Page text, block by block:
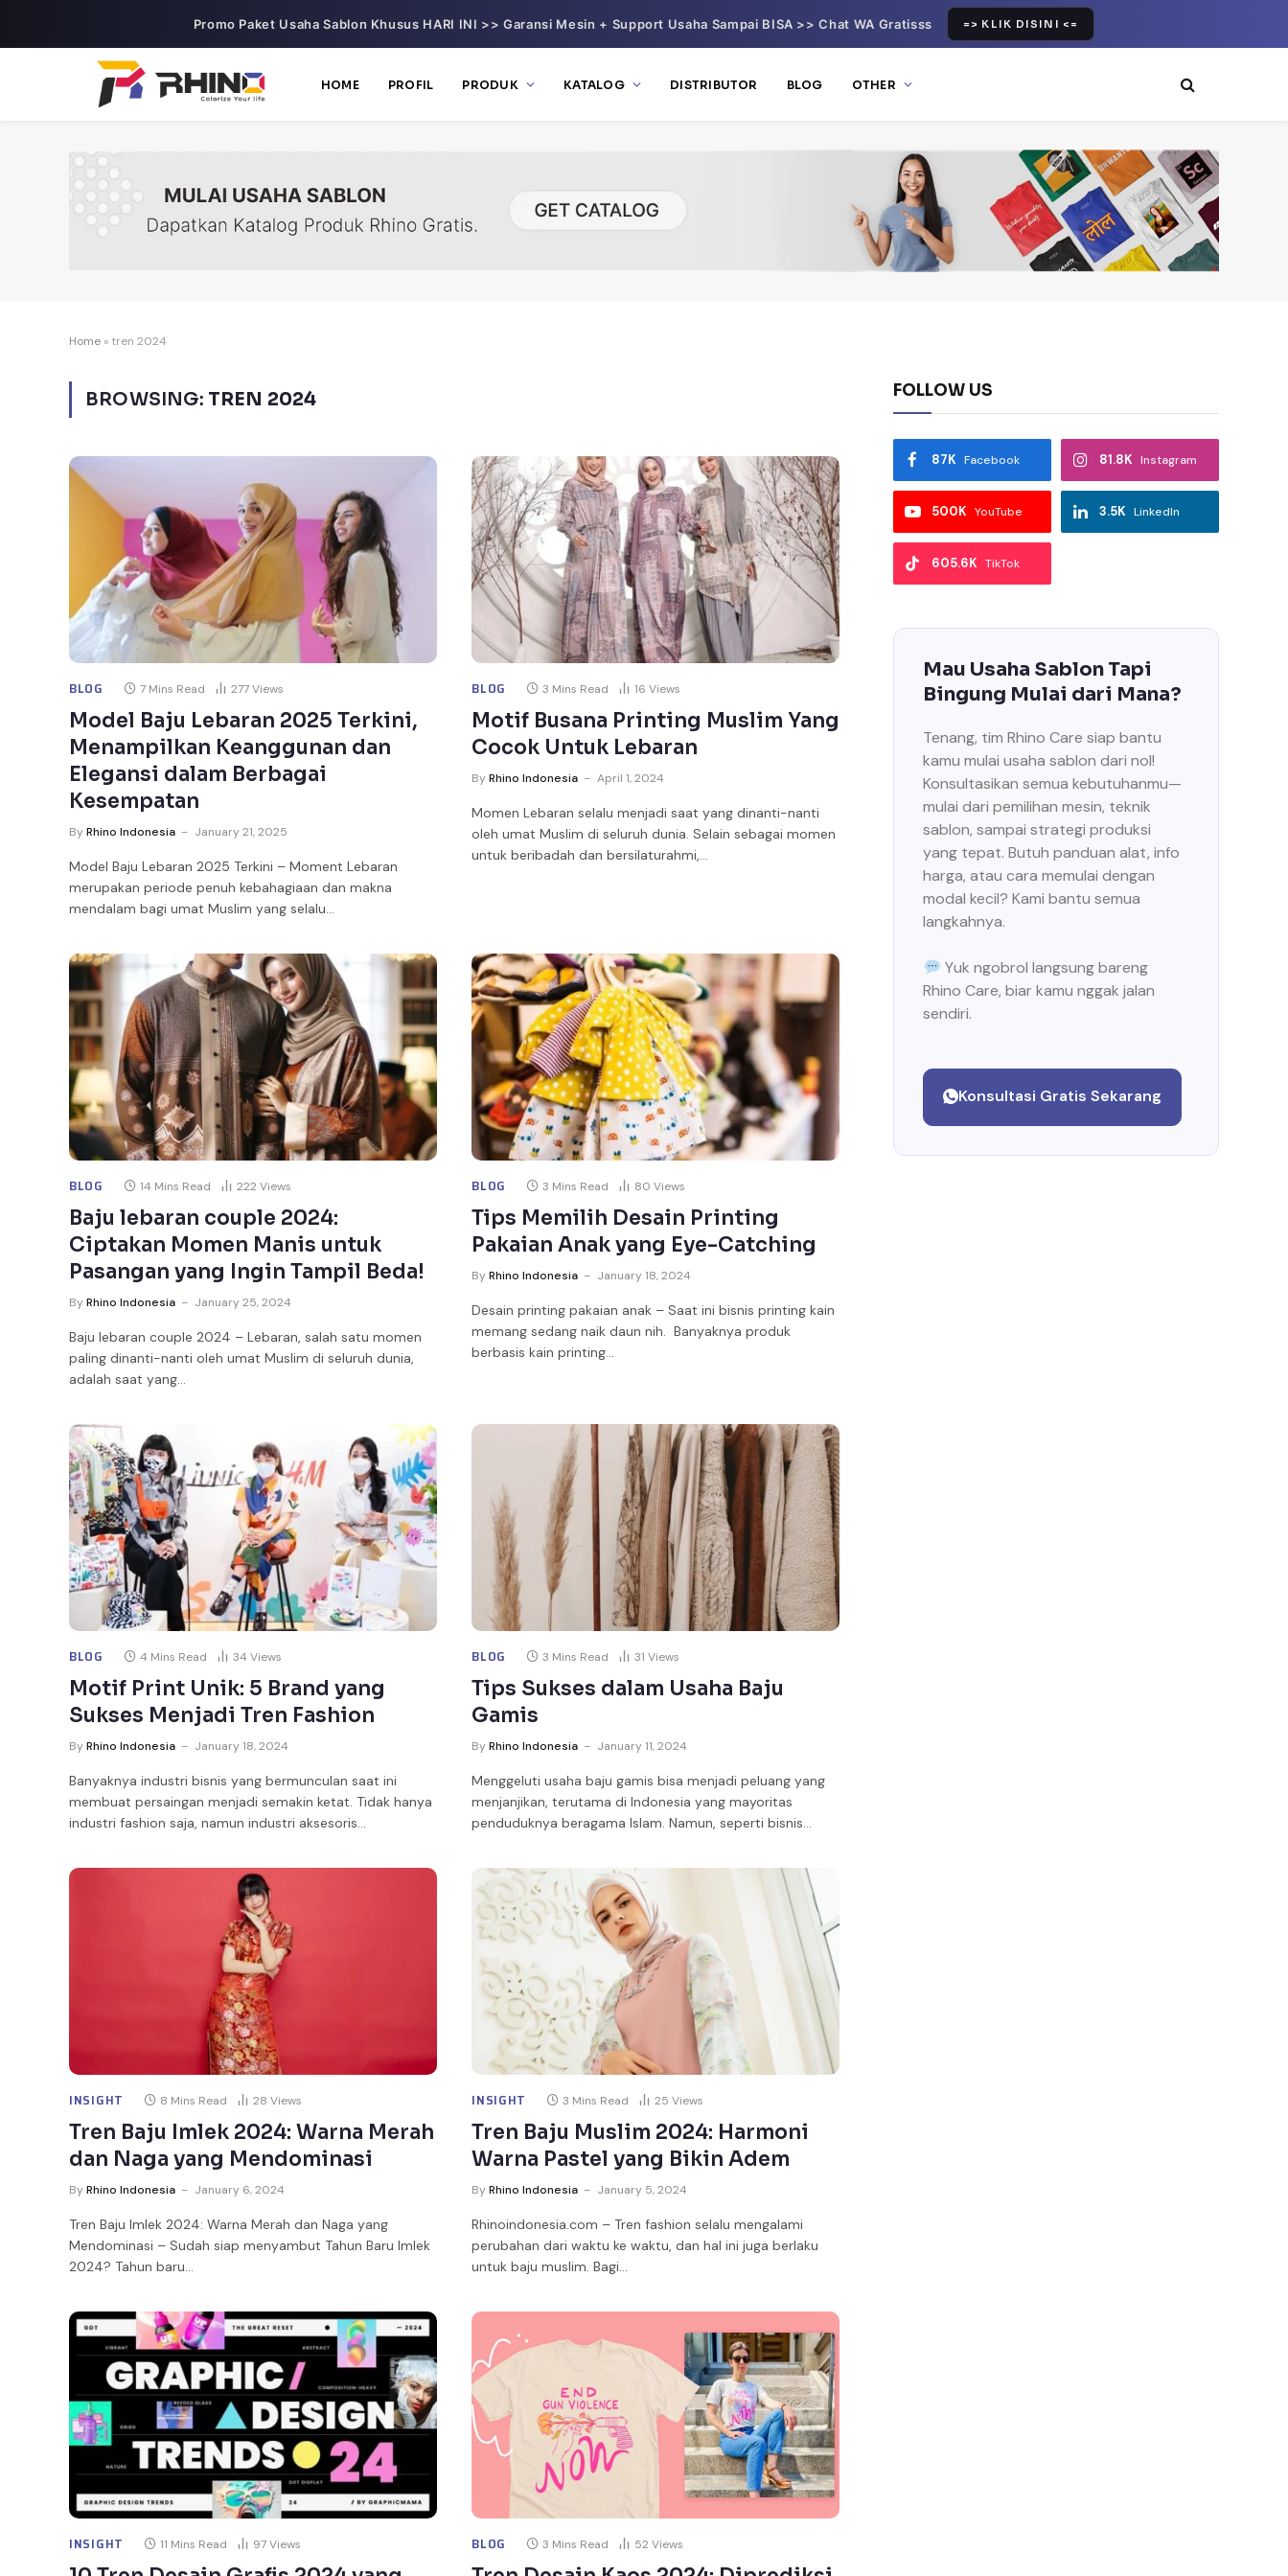
Promo Paket Usaha Sablon Khusus HARI INI >> Garansi Mesin + Support Usaha Sampai BISA >> Chat WA Gratisss => KLIK DISINI <=
HOME PROFIL PRODUK KATALOG DISTRIBUTOR BLOG OTHER
Home » tren 2024
BROWSING: TREN 2024
BLOG 7 Mins Read 277Views
Model Baju Lebaran 2025 Terkini,
Menampilkan Keanggunan dan
Elegansi dalam Berbagai
Kesempatan
ByRhino Indonesia January 21, 2025
Model Baju Lebaran 2025 Terkini – Moment Lebaran
merupakan periode penuh kebahagiaan dan makna
mendalam bagi umat Muslim yang selalu…
BLOG 3 Mins Read 16Views
Motif Busana Printing Muslim Yang
Cocok Untuk Lebaran
By Rhino Indonesia April 1, 2024
Momen Lebaran selalu menjadi saat yang dinanti-nanti
oleh umat Muslim di seluruh dunia. Selain sebagai momen
untuk beribadah dan bersilaturahmi,…
BLOG 14 Mins Read 222 Views
Baju lebaran couple 2024:
Ciptakan Momen Manis untuk
Pasangan yang Ingin Tampil Beda!
ByRhino Indonesia January 25, 2024
Baju lebaran couple 2024 – Lebaran, salah satu momen
paling dinanti-nanti oleh umat Muslim di seluruh dunia,
adalah saat yang…
BLOG 3 Mins Read 80Views
Tips Memilih Desain Printing
Pakaian Anak yang Eye-Catching
By Rhino Indonesia January 18, 2024
Desain printing pakaian anak – Saat ini bisnis printing kain
memang sedang naik daun nih. Banyaknya produk
berbasis kain printing…
BLOG 4 Mins Read 34 Views
Motif Print Unik: 5 Brand yang
Sukses Menjadi Tren Fashion
ByRhino Indonesia January 18, 2024
Banyaknya industri bisnis yang bermunculan saat ini
membuat persaingan menjadi semakin ketat. Tidak hanya
industri fashion saja, namun industri aksesoris…
BLOG 3 Mins Read 31Views
Tips Sukses dalam Usaha Baju
Gamis
By Rhino Indonesia January 11, 2024
Menggeluti usaha baju gamis bisa menjadi peluang yang
menjanjikan, terutama di Indonesia yang mayoritas
penduduknya beragama Islam. Namun, seperti bisnis…
INSIGHT 8 Mins Read 28 Views
Tren Baju Imlek 2024: Warna Merah
dan Naga yang Mendominasi
ByRhino Indonesia January 6, 2024
Tren Baju Imlek 2024: Warna Merah dan Naga yang
Mendominasi – Sudah siap menyambut Tahun Baru Imlek
2024? Tahun baru…
INSIGHT 3 Mins Read 25Views
Tren Baju Muslim 2024: Harmoni
Warna Pastel yang Bikin Adem
By Rhino Indonesia January 5, 2024
Rhinoindonesia.com – Tren fashion selalu mengalami
perubahan dari waktu ke waktu, dan hal ini juga berlaku
untuk baju muslim. Bagi…
INSIGHT 11 Mins Read 97Views BLOG 3 Mins Read 52Views
FOLLOW US
Facebook
87K Instagram
81.8K
YouTube
500K LinkedIn
3.5K
TikTok
605.6K
Mau Usaha Sablon Tapi
Bingung Mulai dari Mana?
Tenang, tim Rhino Care siap bantu
kamu mulai usaha sablon dari nol!
Konsultasikan semua kebutuhanmu—
mulai dari pemilihan mesin, teknik
sablon, sampai strategi produksi
yang tepat. Butuh panduan alat, info
harga, atau cara memulai dengan
modal kecil? Kami bantu semua
langkahnya.
Yuk ngobrol langsung bareng
Rhino Care, biar kamu nggak jalan
sendiri.
Konsultasi Gratis Sekarang